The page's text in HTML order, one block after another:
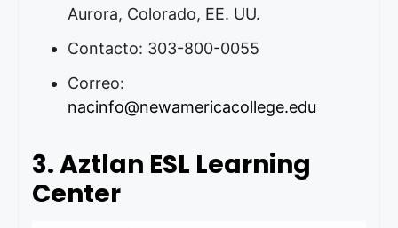
Aurora, Colorado, EE. UU.
Contacto: 303-800-0055
Correo:
nacinfo@newamericacollege.edu
3. Aztlan ESL Learning
Center